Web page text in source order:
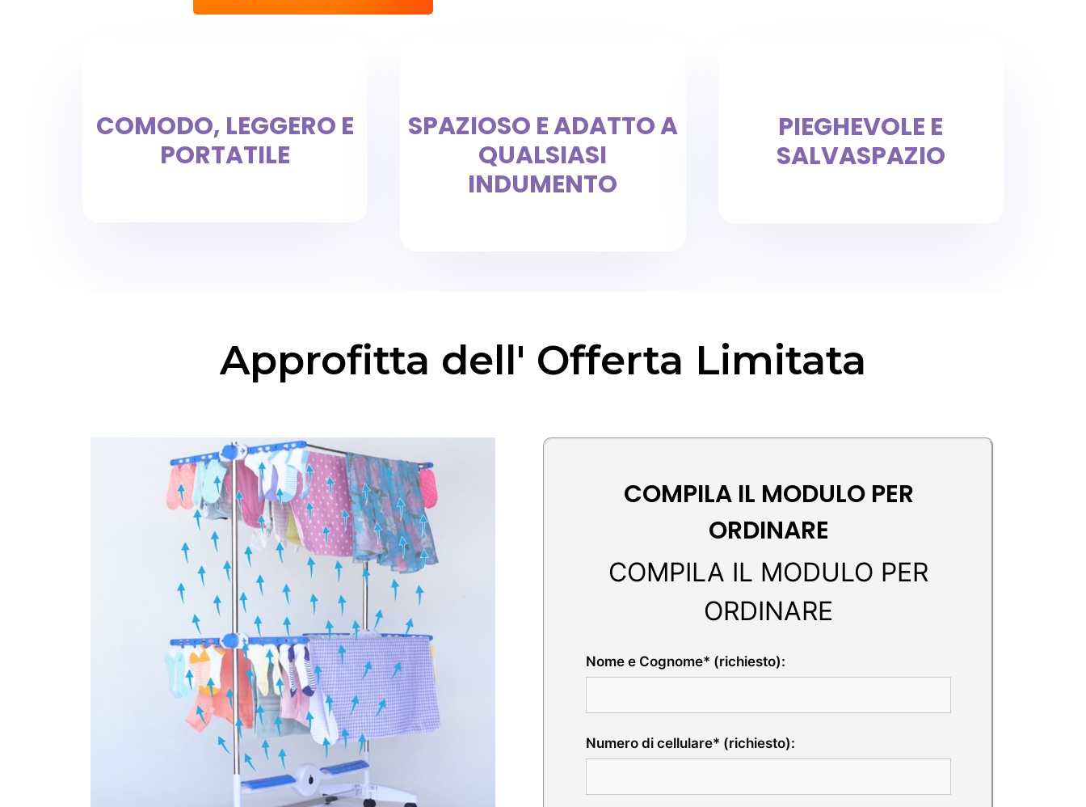
COMODO, LEGGERO E
PORTATILE
SPAZIOSO E ADATTO A
QUALSIASI
INDUMENTO
PIEGHEVOLE E
SALVASPAZIO
Approfitta dell' Offerta Limitata
COMPILA IL MODULO PER
ORDINARE
COMPILA IL MODULO PER
ORDINARE
Nome e Cognome* (richiesto):
Numero di cellulare* (richiesto):